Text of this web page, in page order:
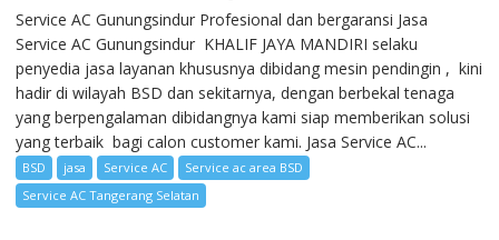
Service AC Gunungsindur Profesional dan bergaransi Jasa
Service AC Gunungsindur KHALIF JAYA MANDIRI selaku
penyedia jasa layanan khususnya dibidang mesin pendingin , kini
hadir di wilayah BSD dan sekitarnya, dengan berbekal tenaga
yang berpengalaman dibidangnya kami siap memberikan solusi
yang terbaik bagi calon customer kami. Jasa Service AC...
BSD jasa Service AC
Service ac area BSD
Service AC Tangerang Selatan